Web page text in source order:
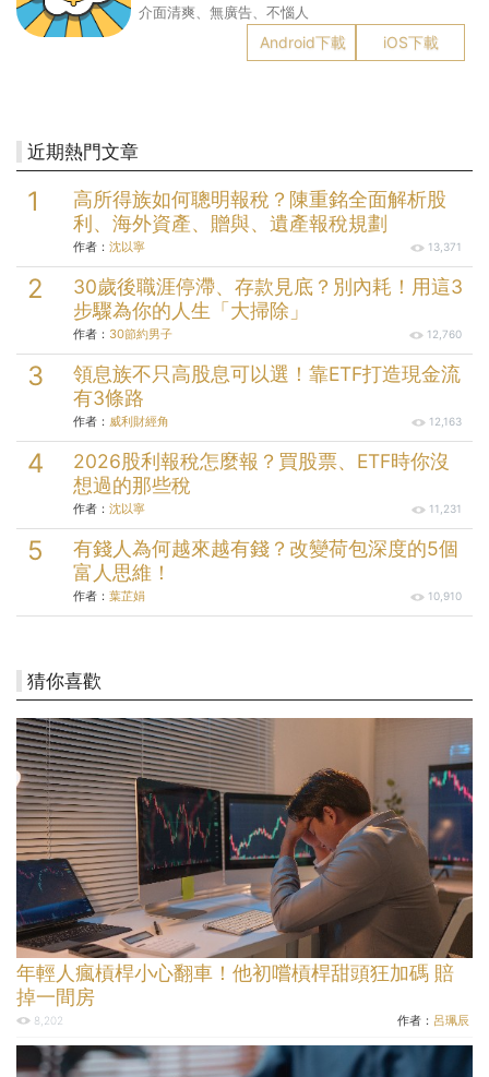
介面清爽、無廣告、不惱人
Android下載 iOS下載
近期熱門文章
高所得族如何聰明報稅？陳重銘全面解析股
利、海外資產、贈與、遺產報稅規劃
作者： 沈以寧 13,371
30歲後職涯停滯、存款見底？別內耗！用這3
步驟為你的人生「大掃除」
作者： 30節約男子 12,760
領息族不只高股息可以選！靠ETF打造現金流
有3條路
作者： 威利財經角 12,163
2026股利報稅怎麼報？買股票、ETF時你沒
想過的那些稅
作者： 沈以寧 11,231
有錢人為何越來越有錢？改變荷包深度的5個
富人思維！
作者： 葉芷娟 10,910
猜你喜歡
年輕人瘋槓桿小心翻車！他初嚐槓桿甜頭狂加碼 賠
掉一間房
8,202 作者： 呂珮辰